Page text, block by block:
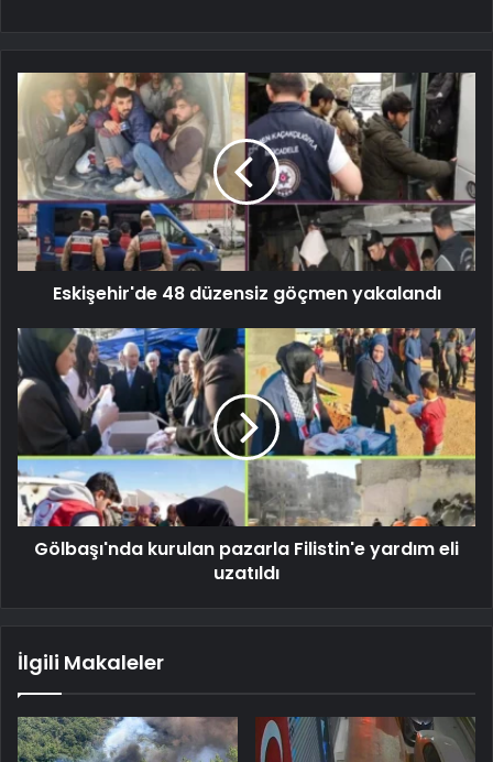
Eskişehir'de 48 düzensiz göçmen yakalandı
Gölbaşı'nda kurulan pazarla Filistin'e yardım eli
uzatıldı
İlgili Makaleler